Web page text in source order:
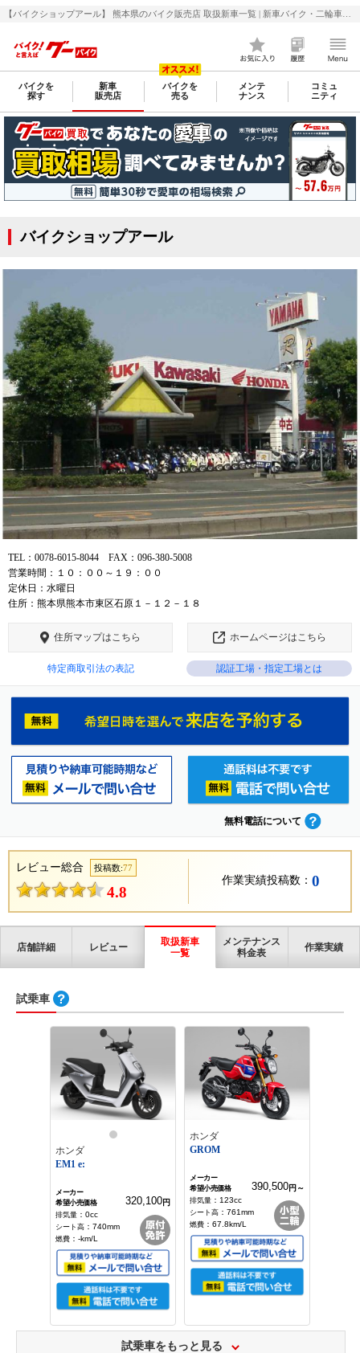
バイクを
探す
新車
販売店
バイクを
売る
メンテ
ナンス
コミュ
ニティ
バイクショップアール
TEL：0078-6015-8044 FAX：096-380-5008
営業時間：１０：００～１９：００
定休日：水曜日
住所：熊本県熊本市東区石原１－１２－１８
住所マップはこちら ホームページはこちら
特定商取引法の表記 認証工場・指定工場とは
無料電話について
レビュー総合 投稿数:77
4.8
作業実績投稿数：0
店舗詳細 レビュー
取扱新車
一覧
メンテナンス
料金表
作業実績
試乗車
ホンダ
EM1 e:
320,100円
： 0cc
： 740mm
： -km/L
ホンダ
GROM
390,500円～
： 123cc
： 761mm
： 67.8km/L
試乗車をもっと見る